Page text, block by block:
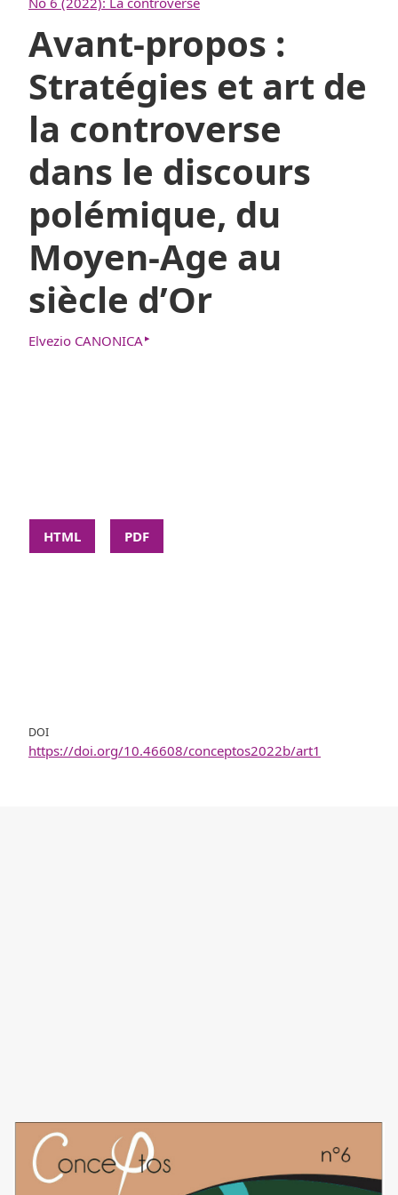
Avant-propos :
Stratégies et art de
la controverse
dans le discours
polémique, du
Moyen-Age au
siècle d’Or
Elvezio CANONICA▸
HTML PDF
DOI
https://doi.org/10.46608/conceptos2022b/art1
Image de couverture